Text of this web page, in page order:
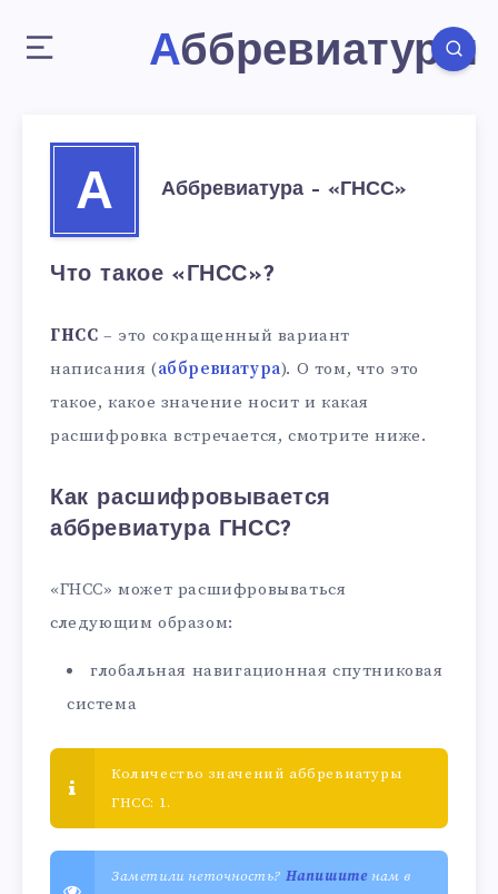
Аббревиатуры
А Аббревиатура – «ГНСС»
Что такое «ГНСС»?
ГНСС – это сокращенный вариант
написания (аббревиатура). О том, что это
такое, какое значение носит и какая
расшифровка встречается, смотрите ниже.
Как расшифровывается
аббревиатура ГНСС?
«ГНСС» может расшифровываться
следующим образом:
глобальная навигационная спутниковая
система
Количество значений аббревиатуры
ГНСС: 1.
Заметили неточность? Напишитенам в